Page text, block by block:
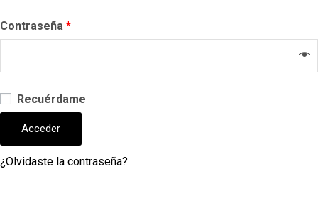
Contraseña *
Recuérdame
Acceder
¿Olvidaste la contraseña?